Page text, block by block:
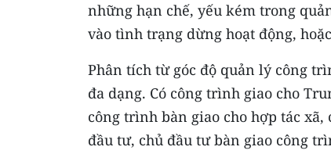
những hạn chế, yếu kém trong
vào tình trạng dừng hoạt động,
Phân tích từ góc độ quản lý công
đa dạng. Có công trình giao cho
công trình bàn giao cho hợp tác
đầu tư, chủ đầu tư bàn giao công